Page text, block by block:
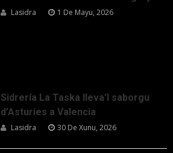
Lasidra 1 De Mayu, 2026
Sidrería La Taska lleva’l saborgu
d’Asturies a Valencia
Lasidra 30 De Xunu, 2026